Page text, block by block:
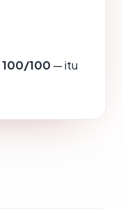
100/100 — itu